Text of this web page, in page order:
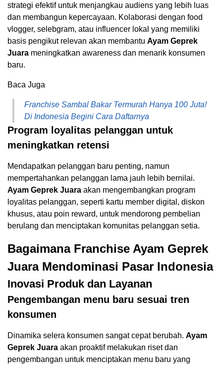
strategi efektif untuk menjangkau audiens yang lebih luas
dan membangun kepercayaan. Kolaborasi dengan food
vlogger, selebgram, atau influencer lokal yang memiliki
basis pengikut relevan akan membantu Ayam Geprek
Juara meningkatkan awareness dan menarik konsumen
baru.
Baca Juga
Franchise Sambal Bakar Termurah Hanya 100 Juta!
Di Indonesia Begini Cara Daftarnya
Program loyalitas pelanggan untuk
meningkatkan retensi
Mendapatkan pelanggan baru penting, namun
mempertahankan pelanggan lama jauh lebih bernilai.
Ayam Geprek Juara akan mengembangkan program
loyalitas pelanggan, seperti kartu member digital, diskon
khusus, atau poin reward, untuk mendorong pembelian
berulang dan menciptakan komunitas pelanggan setia.
Bagaimana Franchise Ayam Geprek
Juara Mendominasi Pasar Indonesia
Inovasi Produk dan Layanan
Pengembangan menu baru sesuai tren
konsumen
Dinamika selera konsumen sangat cepat berubah. Ayam
Geprek Juara akan proaktif melakukan riset dan
pengembangan untuk menciptakan menu baru yang